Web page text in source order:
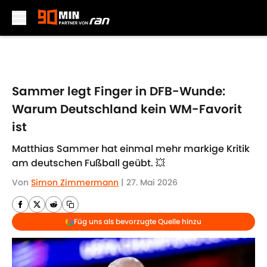
Sammer legt Finger in DFB-Wunde:
Warum Deutschland kein WM-Favorit
ist
Matthias Sammer hat einmal mehr markige Kritik
am deutschen Fußball geübt. 💥
Von Simon Zimmermann | 27. Mai 2026
Füg uns als bevorzugte Quelle hinzu